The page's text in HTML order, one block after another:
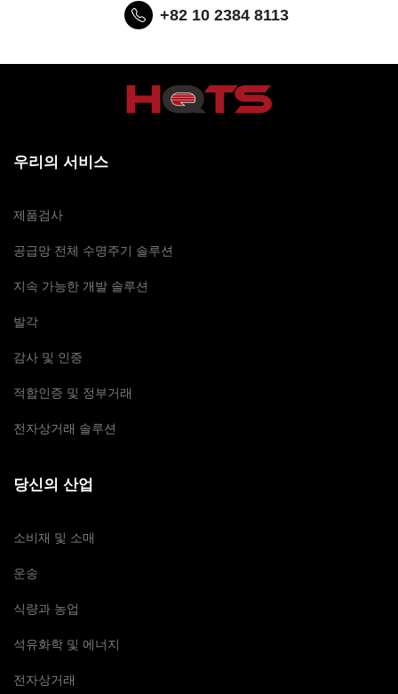
+82 10 2384 8113
우리의 서비스
제품검사
공급망 전체 수명주기 솔루션
지속 가능한 개발 솔루션
발각
감사 및 인증
적합인증 및 정부거래
전자상거래 솔루션
당신의 산업
소비재 및 소매
운송
식량과 농업
석유화학 및 에너지
전자상거래